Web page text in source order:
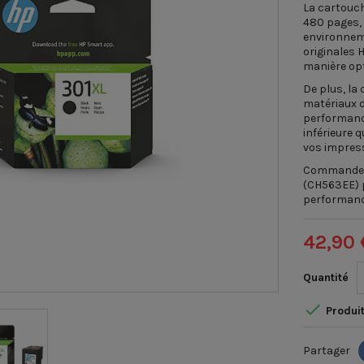
La
480
originales
manière
De plus, la
matériaux
inférieure
vos
42,90
Quantité

Partager